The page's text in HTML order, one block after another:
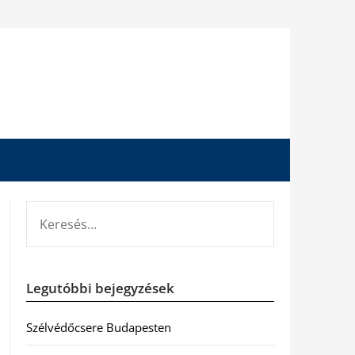
Legutóbbi bejegyzések
Szélvédőcsere Budapesten